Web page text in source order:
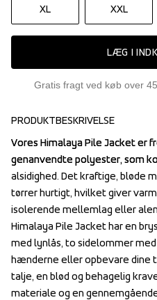
XL XXL
LÆG I
Gratis fragt ved køb over
PRODUKTBESKRIVELSE
Vores Himalaya Pile Jacket er
genanvendte polyester, som
alsidighed. Det kraftige, bløde
tørrer hurtigt, hvilket giver
isolerende mellemlag eller
Himalaya Pile Jacket har en
med lynlås, to sidelommer
hænderne eller opbevare dine
talje, en blød og behagelig
materiale og en
Vores Himalaya Pile Jacket er
genanvendte polyester, som
alsidighed. Det kraftige, bløde
tørrer hurtigt, hvilket giver
isolerende mellemlag eller
Himalaya Pile Jacket har en
med lynlås, to sidelommer
hænderne eller opbevare dine
talje, en blød og behagelig
materiale og en